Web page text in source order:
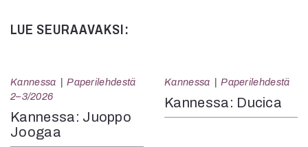
LUE SEURAAVAKSI:
Kannessa
Paperilehdestä
2–3/2026
Kannessa: Juoppo
Joogaa
Kannessa Paperilehdestä
Kannessa: Ducica